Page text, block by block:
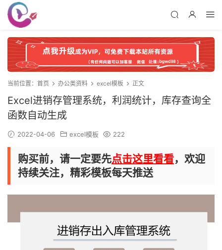
当前位置： 首页 办公类资料 excel模板 正文
Excel进销存管理系统，利润统计，库存查询全
函数自动生成
2022-04-06 excel模板 222
购买前，请一定要先点击这里看看，欢迎
持续关注，精彩模板每天推送